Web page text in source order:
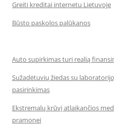
Greiti kreditai internetu Lietuvoje
Būsto paskolos palūkanos
Auto supirkimas turi realią
Sužadėtuvių žiedas su
pasirinkimas
Ekstremalų krūvį atlaikančios
pramonei